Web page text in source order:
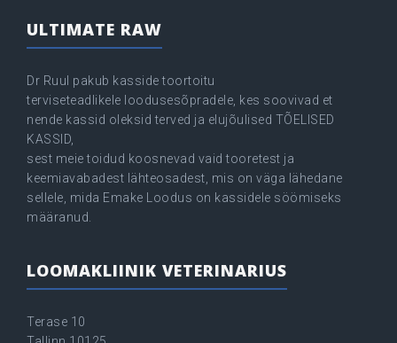
ULTIMATE RAW
Dr Ruul pakub kasside toortoitu
terviseteadlikele loodusesõpradele, kes soovivad et
nende kassid oleksid terved ja elujõulised TÕELISED
KASSID,
sest meie toidud koosnevad vaid tooretest ja
keemiavabadest lähteosadest, mis on väga lähedane
sellele, mida Emake Loodus on kassidele söömiseks
määranud.
LOOMAKLIINIK VETERINARIUS
Terase 10